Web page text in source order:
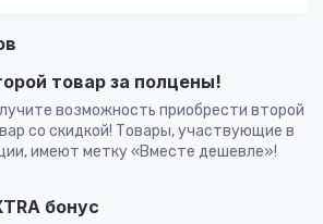
товар за полцены!
возможность приобрести второй
со скидкой! Товары, участвующие в
имеют метку «Вместе дешевле»!
бонус